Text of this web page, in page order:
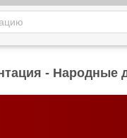
- Народные